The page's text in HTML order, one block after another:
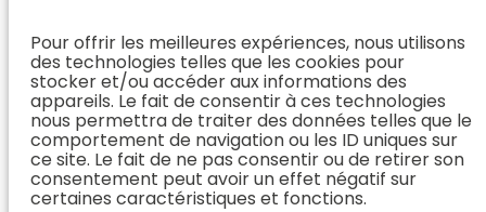
Pour offrir les meilleures expériences, nous utilisons
des technologies telles que les cookies pour
stocker et/ou accéder aux informations des
appareils. Le fait de consentir à ces technologies
nous permettra de traiter des données telles que le
comportement de navigation ou les ID uniques sur
ce site. Le fait de ne pas consentir ou de retirer son
consentement peut avoir un effet négatif sur
certaines caractéristiques et fonctions.
Prendre
rendez-vous
Après mon
rendez-vous
Espace
Vétérinaire
(Chirurgie &
Orthopédie)
Dentisterie &
ORL
L’Équipe
Dentisterie &
ORL
Médecine
Interne
En Savoir
Plus
(Médecine
Interne)
Neurologie